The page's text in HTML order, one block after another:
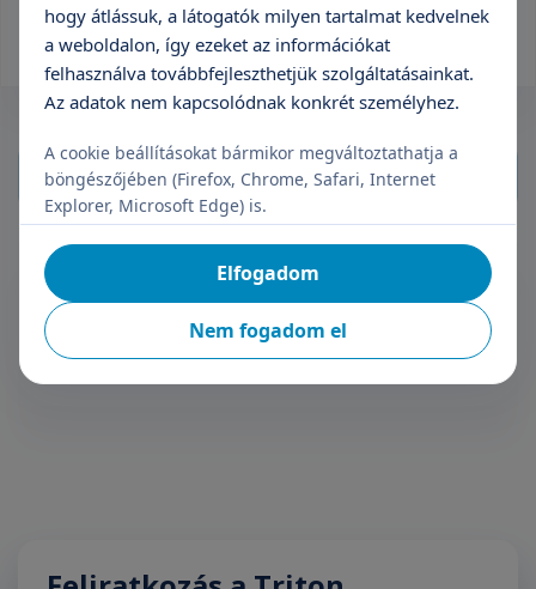
TritonLife Magánkórház Budaörs
Általános sebészeti szakorvosi vizsgálat
41 990 Ft
Időpontfoglalás Részletek
hogy átlássuk, a látogatók milyen tartalmat kedvelnek
a weboldalon, így ezeket az információkat
felhasználva továbbfejleszthetjük szolgáltatásainkat.
Az adatok nem kapcsolódnak konkrét személyhez.
A cookie beállításokat bármikor megváltoztathatja a
böngészőjében (Firefox, Chrome, Safari, Internet
Explorer, Microsoft Edge) is.
Nem fogadom el
Elfogadom